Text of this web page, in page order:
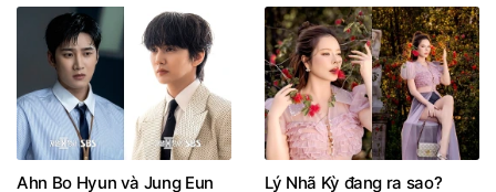
Ahn Bo Hyun và Jung Eun Lý Nhã Kỳ đang ra sao?